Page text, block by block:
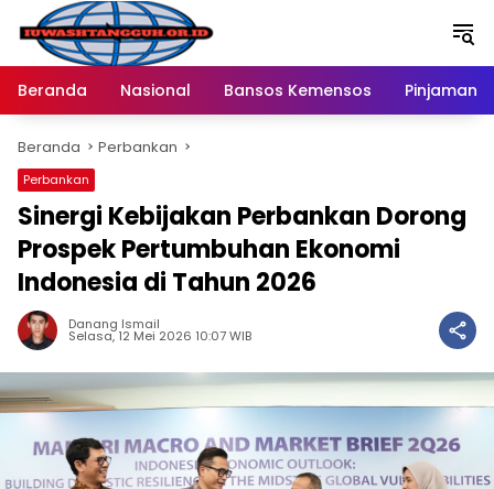
Langsung
konten
Beranda
Nasional Bansos Kemensos Pinjaman
Beranda Perbankan
Perbankan
Sinergi Kebijakan Perbankan Dorong
Prospek Pertumbuhan Ekonomi
Indonesia di Tahun 2026
Danang Ismail
Selasa, 12 Mei 2026 10:07 WIB